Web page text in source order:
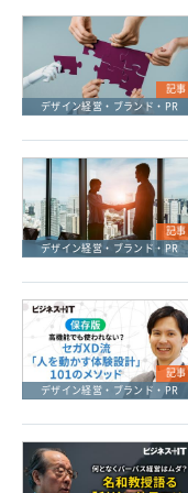
記事
デザイン経営・ブランド・PR
記事
デザイン経営・ブランド・PR
記事
デザイン経営・ブランド・PR